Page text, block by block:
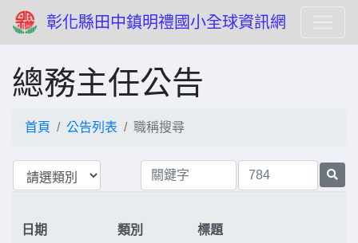
彰化縣田中鎮明禮國小全球資訊網
總務主任公告
首頁 公告列表 職稱搜尋
日期 類別 標題